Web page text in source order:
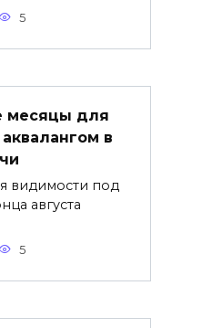
5
месяцы для
в
видимости под
августа
5